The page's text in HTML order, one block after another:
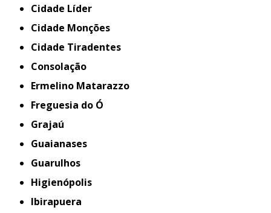
Cidade Líder
Cidade Monções
Cidade Tiradentes
Consolação
Ermelino Matarazzo
Freguesia do Ó
Grajaú
Guaianases
Guarulhos
Higienópolis
Ibirapuera